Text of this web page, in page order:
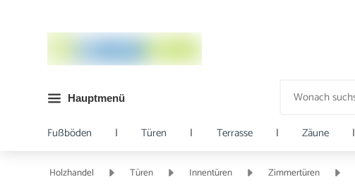
Hauptmenü
Fußböden | Türen | Terrasse | Zäune |
Holzhandel Türen Innentüren Zimmertüren